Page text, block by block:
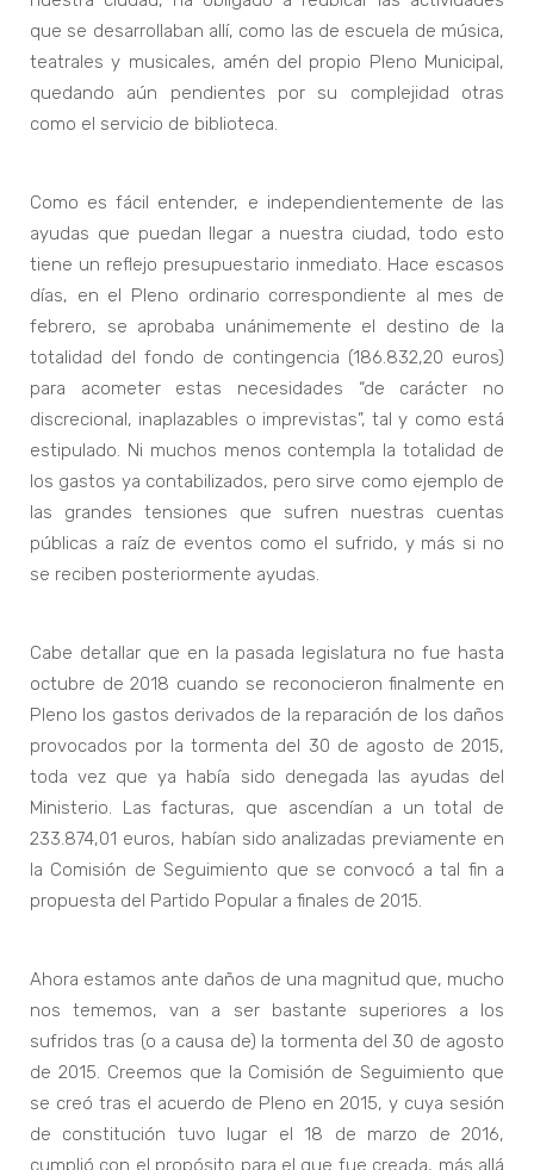
que se desarrollaban allí, como las de escuela de música,
teatrales y musicales, amén del propio Pleno Municipal,
quedando aún pendientes por su complejidad otras
como el servicio de biblioteca.
Como es fácil entender, e independientemente de las
ayudas que puedan llegar a nuestra ciudad, todo esto
tiene un reflejo presupuestario inmediato. Hace escasos
días, en el Pleno ordinario correspondiente al mes de
febrero, se aprobaba unánimemente el destino de la
totalidad del fondo de contingencia (186.832,20 euros)
para acometer estas necesidades “de carácter no
discrecional, inaplazables o imprevistas”, tal y como está
estipulado. Ni muchos menos contempla la totalidad de
los gastos ya contabilizados, pero sirve como ejemplo de
las grandes tensiones que sufren nuestras cuentas
públicas a raíz de eventos como el sufrido, y más si no
se reciben posteriormente ayudas.
Cabe detallar que en la pasada legislatura no fue hasta
octubre de 2018 cuando se reconocieron finalmente en
Pleno los gastos derivados de la reparación de los daños
provocados por la tormenta del 30 de agosto de 2015,
toda vez que ya había sido denegada las ayudas del
Ministerio. Las facturas, que ascendían a un total de
233.874,01 euros, habían sido analizadas previamente en
la Comisión de Seguimiento que se convocó a tal fin a
propuesta del Partido Popular a finales de 2015.
Ahora estamos ante daños de una magnitud que, mucho
nos tememos, van a ser bastante superiores a los
sufridos tras (o a causa de) la tormenta del 30 de agosto
de 2015. Creemos que la Comisión de Seguimiento que
se creó tras el acuerdo de Pleno en 2015, y cuya sesión
de constitución tuvo lugar el 18 de marzo de 2016,
cumplió con el propósito para el que fue creada, más allá